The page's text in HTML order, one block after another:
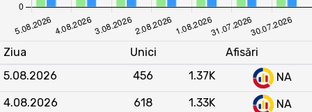
Raportat la site-urile din categoriaSănătate
abeauty.ro
ocupă o poziție dominantă, depășind
clar concurența directă. Față de
, abeauty.ro înregistrează
volume similare sau superioare de vizitatori unici
în majoritatea lunilor, iar în noiembrie 2025 l-a
Ziua Unici
Afisări
5.08.2026
456 1.37K
NA
4.08.2026
618 1.33K
NA